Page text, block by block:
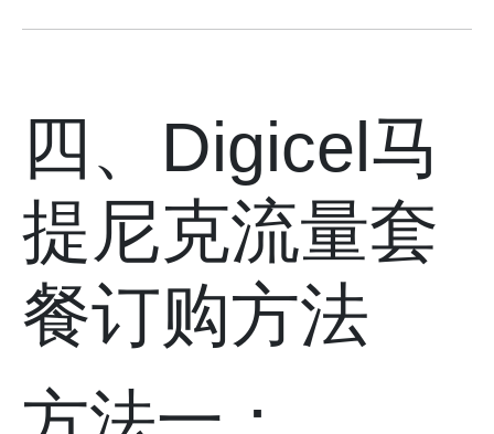
四、Digicel马
提尼克流量套
餐订购方法